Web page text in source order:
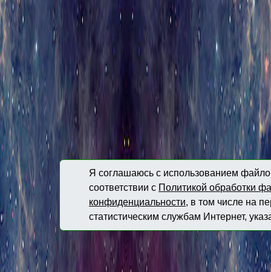
Я соглашаюсь с использованием
соответствии с Политикой обработки
конфиденциальности, в том числе на
статистическим службам Интернет,